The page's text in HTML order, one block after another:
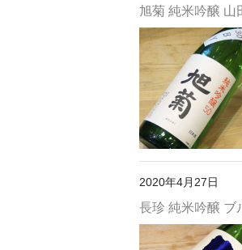
旭菊 純米吟醸 山
2020年4月27日
長珍 純米吟醸 ブ